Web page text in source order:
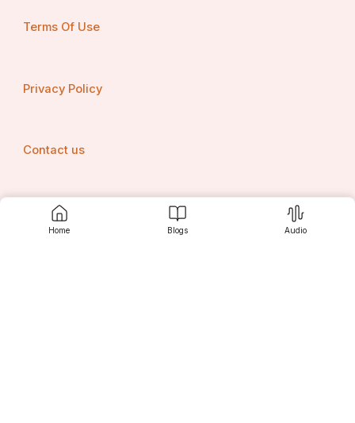
Home Blogs Audio
Terms Of Use
Privacy Policy
Contact us
Srujanee